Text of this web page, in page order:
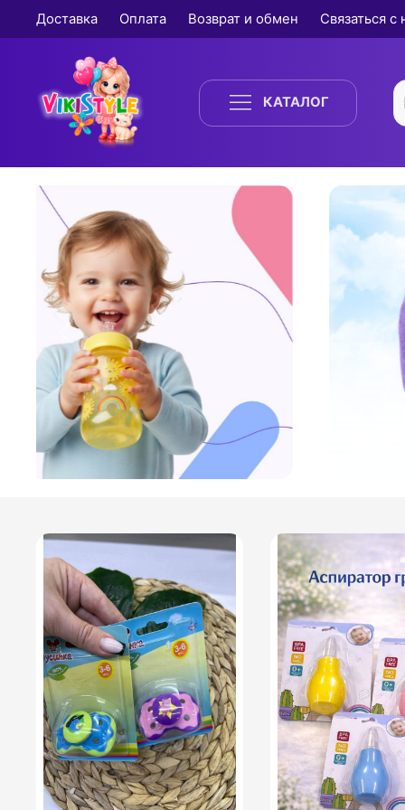
Доставка Оплата Возврат и обмен Связаться с
КАТАЛОГ